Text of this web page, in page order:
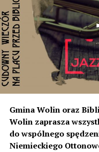
miejscowości od strony
rozumiemy, że
instalacji, to na tym
poziom dźwięku co tam.
naszych nieruchomości
w stosunku do
początku miejscowości
Jolanta Podhajska.
Przedstawiciel GDDKiA
inwestycji będzie
hałasu, jeśli decybeli
wówczas ekrany
Gmina Wolin oraz
Wolin zaprasza
do wspólnego
Niemieckiego